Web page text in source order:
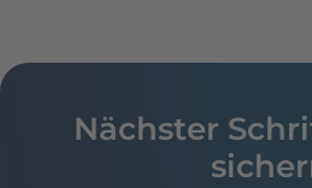
Nächster